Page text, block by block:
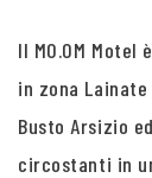
Il MO.OM
in zona
Busto Arsizio
circostanti in